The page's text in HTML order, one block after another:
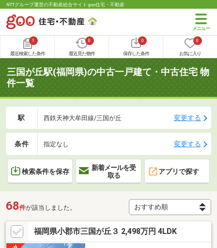
NTTグループ運営の不動産総合サイト goo住宅・不動産
1
最近検索した条件
0
最近見た物件
0
保存した条件
0
お気に入り
三国が丘駅(福岡県)の中古一戸建て・中古住宅 物
件一覧
駅 西鉄天神大牟田線/三国が丘 変更する
条件 指定なし 変更する
検索条件を保存
新着メールを受
取る
アプリで探す
68件が該当しました。
福岡県小郡市三国が丘３ 2,498万円 4LDK